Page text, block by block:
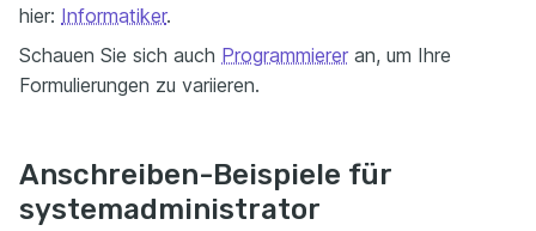
hier: Informatiker.
Schauen Sie sich auch Programmierer an, um Ihre
Formulierungen zu variieren.
Anschreiben-Beispiele für
systemadministrator